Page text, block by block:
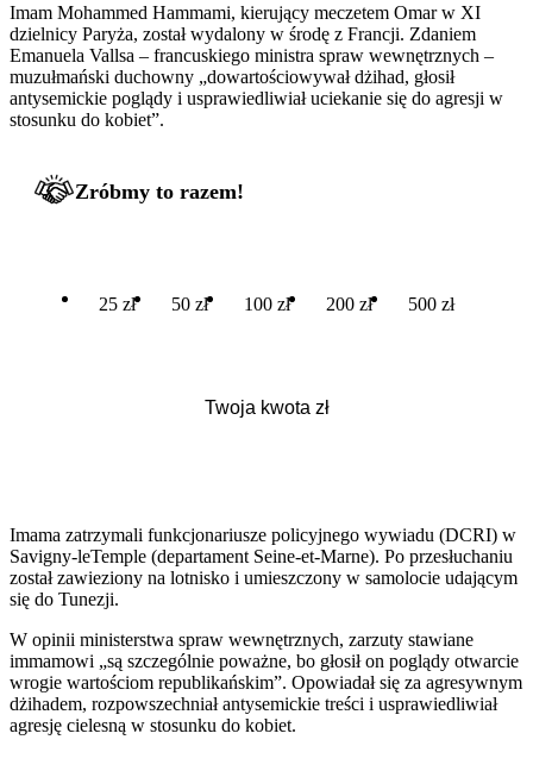
Imam Mohammed Hammami, kierujący meczetem Omar w XI
dzielnicy Paryża, został wydalony w środę z Francji. Zdaniem
Emanuela Vallsa – francuskiego ministra spraw wewnętrznych –
muzułmański duchowny „dowartościowywał dżihad, głosił
antysemickie poglądy i usprawiedliwiał uciekanie się do agresji w
stosunku do kobiet”.
Zróbmy to razem!
25 zł 50 zł 100 zł 200 zł 500 zł
Imama zatrzymali funkcjonariusze policyjnego wywiadu (DCRI) w
Savigny-leTemple (departament Seine-et-Marne). Po przesłuchaniu
został zawieziony na lotnisko i umieszczony w samolocie udającym
się do Tunezji.
W opinii ministerstwa spraw wewnętrznych, zarzuty stawiane
immamowi „są szczególnie poważne, bo głosił on poglądy otwarcie
wrogie wartościom republikańskim”. Opowiadał się za agresywnym
dżihadem, rozpowszechniał antysemickie treści i usprawiedliwiał
agresję cielesną w stosunku do kobiet.